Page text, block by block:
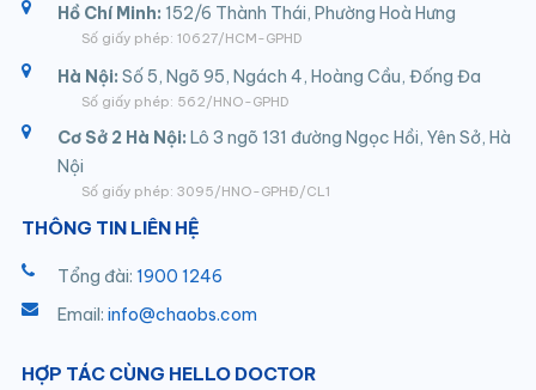
Hồ Chí Minh: 152/6 Thành Thái, Phường Hoà Hưng
Số giấy phép: 10627/HCM-GPHD
Hà Nội: Số 5, Ngõ 95, Ngách 4, Hoàng Cầu, Đống Đa
Số giấy phép: 562/HNO-GPHD
Cơ Sở 2 Hà Nội: Lô 3 ngõ 131 đường Ngọc Hồi, Yên Sở, Hà
Nội
Số giấy phép: 3095/HNO-GPHĐ/CL1
THÔNG TIN LIÊN HỆ
Tổng đài: 1900 1246
Email: info@chaobs.com
HỢP TÁC CÙNG HELLO DOCTOR